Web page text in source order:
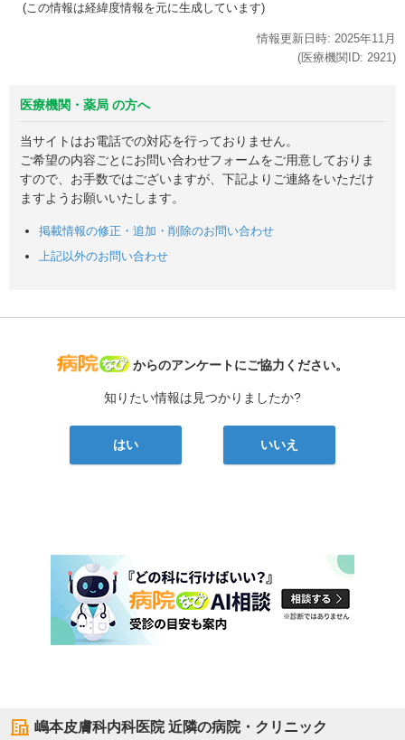
(この情報は経緯度情報を元に生成しています)
情報更新日時: 2025年11月
(医療機関ID: 2921)
医療機関・薬局 の方へ
当サイトはお電話での対応を行っておりません。
ご希望の内容ごとにお問い合わせフォームをご用意しておりま
すので、お手数ではございますが、下記よりご連絡をいただけ
ますようお願いいたします。
掲載情報の修正・追加・削除のお問い合わせ
上記以外のお問い合わせ
病院なび
からのアンケートにご協力ください。
知りたい情報は見つかりましたか?
はい いいえ
嶋本皮膚科内科医院近隣の病院・クリニック